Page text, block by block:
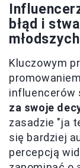
błąd i
Kluczowym
influencerów
za swoje
zasadzie "ja
się bardziej
percepcją